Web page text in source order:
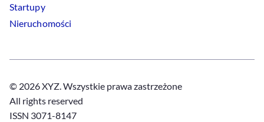
Startupy
Nieruchomości
© 2026 XYZ. Wszystkie prawa zastrzeżone
All rights reserved
ISSN 3071-8147